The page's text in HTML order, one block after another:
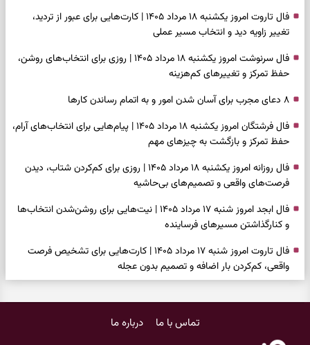
فال تاروت امروز یکشنبه ۱۸ مرداد ۱۴۰۵ | کارت‌هایی برای عبور از تردید،
تغییر زاویه دید و انتخاب مسیر عملی
فال سرنوشت امروز یکشنبه ۱۸ مرداد ۱۴۰۵ | روزی برای انتخاب‌های روشن،
حفظ تمرکز و تغییرهای کم‌هزینه
۸ دعای مجرب برای آسان شدن امور و به اتمام رساندن کار‌ها
فال فرشتگان امروز یکشنبه ۱۸ مرداد ۱۴۰۵ | پیام‌هایی برای انتخاب‌های آرام،
حفظ تمرکز و بازگشت به چیزهای مهم
فال روزانه امروز یکشنبه ۱۸ مرداد ۱۴۰۵ | روزی برای کم‌کردن شتاب، دیدن
فرصت‌های واقعی و تصمیم‌های بی‌حاشیه
فال ابجد امروز شنبه ۱۷ مرداد ۱۴۰۵ | نیت‌هایی برای روشن‌شدن انتخاب‌ها
و کنارگذاشتن مسیرهای فرساینده
فال تاروت امروز شنبه ۱۷ مرداد ۱۴۰۵ | کارت‌هایی برای تشخیص فرصت
واقعی، کم‌کردن بار اضافه و تصمیم بدون عجله
تماس با ما درباره ما